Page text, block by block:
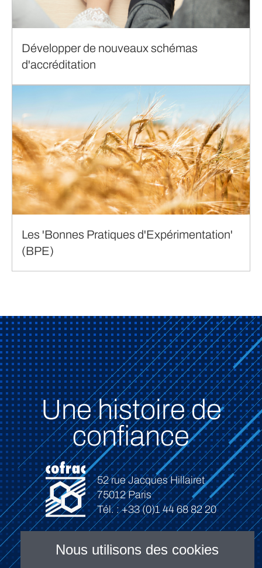
Développer de nouveaux schémas
d'accréditation
Les 'Bonnes Pratiques d'Expérimentation'
(BPE)
Une histoire de
confiance
52 rue Jacques Hillairet
75012 Paris
Tél. : +33 (0)1 44 68 82 20
Nous utilisons des cookies